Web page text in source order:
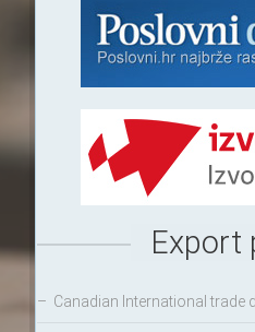
Export
– Canadian International trade